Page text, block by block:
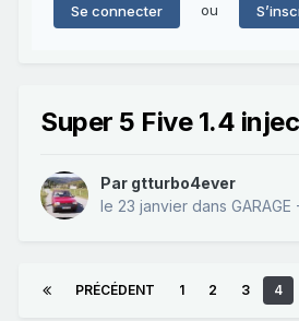
Se connecter ou
Super 5 Five 1.4
Par gtturbo4ever
le 23 janvier dans GARAGE
PRÉCÉDENT 1 2 3 4